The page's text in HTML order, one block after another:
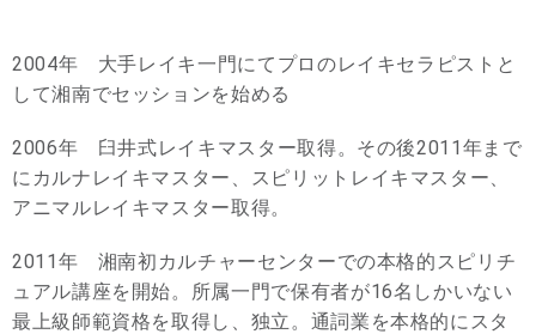
2004年 大手レイキ一門にてプロのレイキセラピストと
して湘南でセッションを始める
2006年 臼井式レイキマスター取得。その後2011年まで
にカルナレイキマスター、スピリットレイキマスター、
アニマルレイキマスター取得。
2011年 湘南初カルチャーセンターでの本格的スピリチ
ュアル講座を開始。所属一門で保有者が16名しかいない
最上級師範資格を取得し、独立。通詞業を本格的にスタ